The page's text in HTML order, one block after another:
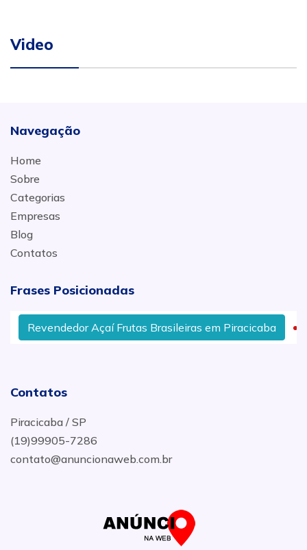
Video
Navegação
Home
Sobre
Categorias
Empresas
Blog
Contatos
Frases Posicionadas
Revendedor Açaí Frutas Brasileiras em Piracicaba
Contatos
Piracicaba / SP
(19)99905-7286
contato@anuncionaweb.com.br